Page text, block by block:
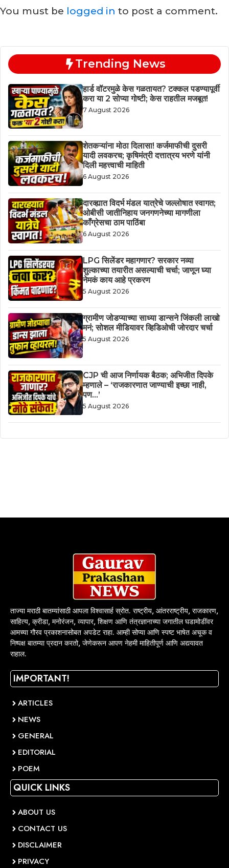
You must be logged in to post a comment.
Trending News
हार्ड वॉटरमुळे केस गळतायत? टक्कल पडण्यापूर्वी
करा या 2 सोप्या गोष्टी; केस राहतील मजबूत!
7 August 2026
शेतकऱ्यांना मोठा दिलासा! कर्जमाफीची दुसरी
यादी लवकरच; कृषिमंत्री दत्तात्रय भरणे यांनी
दिली महत्त्वाची माहिती
6 August 2026
दारव्ह्यात विदर्भ मंडल यात्रेचे जल्लोषात स्वागत;
ओबीसी जातीनिहाय जनगणनेच्या मागणीला
काँग्रेसचा ठाम पाठिंबा
6 August 2026
LPG सिलेंडर महागणार? सरकार नव्या
शुल्काच्या तयारीत असल्याची चर्चा; जाणून घ्या
नेमकं काय आहे प्रकरण
5 August 2026
ग्रामीण जोडप्याच्या साध्या डान्सने जिंकली लाखो
मनं; सोशल मीडियावर व्हिडिओची जोरदार चर्चा
5 August 2026
CJP ची आज निर्णायक बैठक; अभिजीत दिपके
म्हणाले – ‘राजकारणात जाण्याची इच्छा नाही,
पण…’
5 August 2026
ताज्या मराठी बातम्यांसाठी आपला विश्वासार्ह स्रोत. राष्ट्रीय, आंतरराष्ट्रीय, राजकारण,
साहित्य, क्रीडा, मनोरंजन, व्यापार, शिक्षण आणि तंत्रज्ञानाच्या जगातील घडामोडींवर
आमच्या गौरव प्रकाशनासोबत अपडेट राहा. आम्ही सोप्या आणि स्पष्ट भाषेत अचूक व
निष्पक्ष बातम्या प्रदान करतो, जेणेकरून आपण नेहमी माहितीपूर्ण आणि अद्ययावत
राहाल.
IMPORTANT!
ARTICLES
NEWS
GENERAL
EDITORIAL
POEM
QUICK LINKS
ABOUT US
CONTACT US
DISCLAIMER
PRIVACY